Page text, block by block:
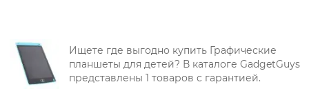
Ищете где выгодно купить Графические
планшеты для детей? В каталоге GadgetGuys
представлены 1 товаров с гарантией.